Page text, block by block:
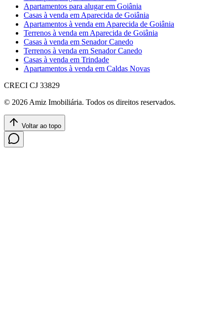
Apartamentos para alugar em Goiânia
Casas à venda em Aparecida de Goiânia
Apartamentos à venda em Aparecida de Goiânia
Terrenos à venda em Aparecida de Goiânia
Casas à venda em Senador Canedo
Terrenos à venda em Senador Canedo
Casas à venda em Trindade
Apartamentos à venda em Caldas Novas
CRECI CJ 33829
© 2026Amiz Imobiliária. Todos os direitos reservados.
Voltar ao topo